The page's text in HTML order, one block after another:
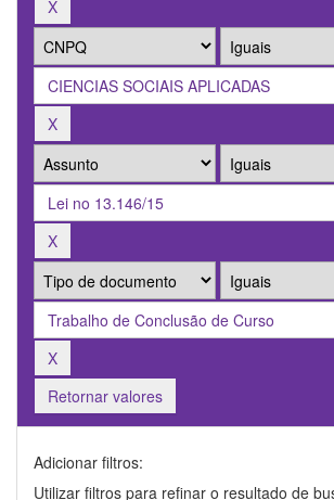
Retornar valores
Adicionar filtros:
Utilizar filtros para refinar o resultado de